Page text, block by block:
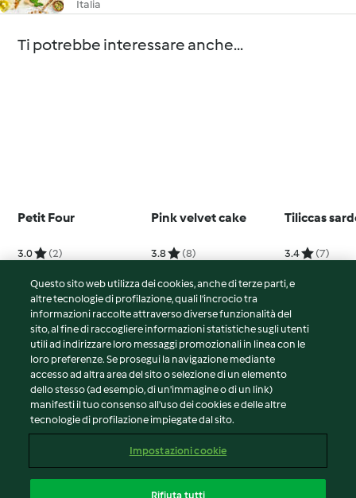
Italia
Ti potrebbe interessare anche...
Petit Four
3.0 (2)
Pink velvet cake
3.8 (8)
Tiliccas
3.4 (7)
© Copyright 2026
Termini del servizio
Informativa sulla privacy
Avvertenze generali
Note legali
Contenuto del rapporto
Questo sito web utilizza dei cookies, anche di terze parti, e
altre tecnologie di profilazione, quali l’incrocio tra
informazioni raccolte attraverso diverse funzionalità del
sito, al fine di raccogliere informazioni statistiche sugli utenti
utili ad indirizzare loro messaggi promozionali in linea con le
loro preferenze. Se prosegui la navigazione mediante
accesso ad altra area del sito o selezione di un elemento
dello stesso (ad esempio, di un'immagine o di un link)
manifesti il tuo consenso all'uso dei cookies e delle altre
tecnologie di profilazione impiegate dal sito.
Impostazioni cookie
Rifiuta tutti